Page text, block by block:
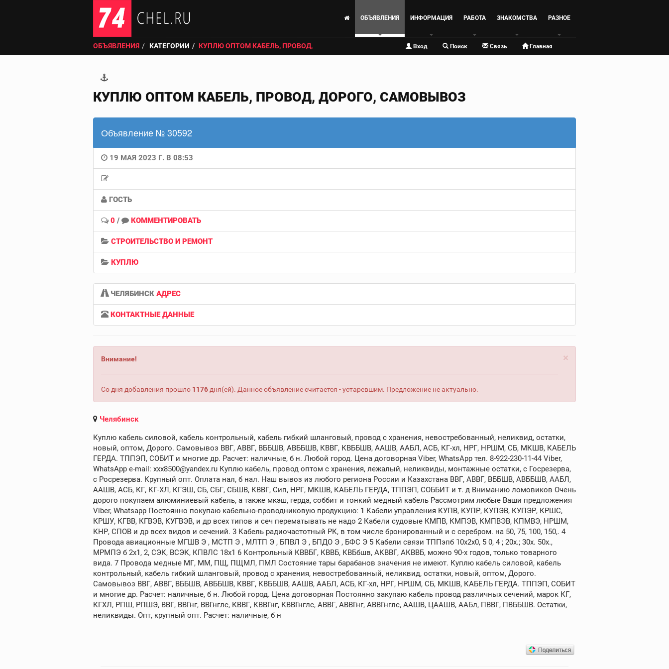
ОБЪЯВЛЕНИЯ ИНФОРМАЦИЯ РАБОТА ЗНАКОМСТВА РАЗНОЕ
ОБЪЯВЛЕНИЯ КАТЕГОРИИ КУПЛЮ ОПТОМ КАБЕЛЬ, ПРОВОД, Вход Поиск Связь Главная
КУПЛЮ ОПТОМ КАБЕЛЬ, ПРОВОД, ДОРОГО, САМОВЫВОЗ
Объявление № 30592
19 МАЯ 2023 Г. В 08:53
ГОСТЬ
0 / КОММЕНТИРОВАТЬ
СТРОИТЕЛЬСТВО И РЕМОНТ
КУПЛЮ
ЧЕЛЯБИНСК АДРЕС
КОНТАКТНЫЕ ДАННЫЕ
×
Внимание!
Со дня добавления прошло 1176 дня(ей). Данное объявление считается - устаревшим. Предложение не актуально.
Челябинск
Куплю кабель силовой, кабель контрольный, кабель гибкий шланговый, провод с хранения, невостребованный, неликвид, остатки,
новый, оптом, Дорого. Самовывоз ВВГ, АВВГ, ВББШВ, АВББШВ, КВВГ, КВББШВ, ААШВ, ААБЛ, АСБ, КГ-хл, НРГ, НРШМ, СБ, МКШВ, КАБЕЛЬ
ГЕРДА. ТППЭП, СОБИТ и многие др. Расчет: наличные, б н. Любой город. Цена договорная Viber, WhatsApp тел. 8-922-230-11-44 Viber,
WhatsApp e-mail: xxx8500@yandex.ru Куплю кабель, провод оптом с хранения, лежалый, неликвиды, монтажные остатки, с Госрезерва,
с Росрезерва. Крупный опт. Оплата нал, б нал. Наш вывоз из любого региона России и Казахстана ВВГ, АВВГ, ВББШВ, АВББШВ, ААБЛ,
ААШВ, АСБ, КГ, КГ-ХЛ, КГЭШ, СБ, СБГ, СБШВ, КВВГ, Сип, НРГ, МКШВ, КАБЕЛЬ ГЕРДА, ТППЭП, СОББИТ и т. д Вниманию ломовиков Очень
дорого покупаем алюминиевый кабель, а также мкэш, герда, соббит и тонкий медный кабель Рассмотрим любые Ваши предложения
Viber, Whatsapp Постоянно покупаю кабельно-проводниковую продукцию: 1 Кабели управления КУПВ, КУПР, КУПЭВ, КУПЭР, КРШС,
КРШУ, КГВВ, КГВЭВ, КУГВЭВ, и др всех типов и сеч перематывать не надо 2 Кабели судовые КМПВ, КМПЭВ, КМПВЭВ, КПМВЭ, НРШМ,
КНР, СПОВ и др всех видов и сечений. 3 Кабель радиочастотный РК, в том числе бронированный и с серебром. на 50, 75, 100, 150,. 4
Провода авиационные МГШВ Э , МСТП Э , МЛТП Э , БПВЛ Э , БПДО Э , БФС Э 5 Кабели связи ТППэпб 10х2х0, 5 0, 4 ; 20х.; 30х. 50х.,
МРМПЭ б 2х1, 2, СЭК, ВСЭК, КПВЛС 18х1 6 Контрольный КВВБГ, КВВБ, КВБбшв, АКВВГ, АКВВБ, можно 90-х годов, только товарного
вида. 7 Провода медные МГ, ММ, ПЩ, ПЩМЛ, ПМЛ Состояние тары барабанов значения не имеют. Куплю кабель силовой, кабель
контрольный, кабель гибкий шланговый, провод с хранения, невостребованный, неликвид, остатки, новый, оптом, Дорого.
Самовывоз ВВГ, АВВГ, ВББШВ, АВББШВ, КВВГ, КВББШВ, ААШВ, ААБЛ, АСБ, КГ-хл, НРГ, НРШМ, СБ, МКШВ, КАБЕЛЬ ГЕРДА. ТППЭП, СОБИТ
и многие др. Расчет: наличные, б н. Любой город. Цена договорная Постоянно закупаю кабель провод различных сечений, марок КГ,
КГХЛ, РПШ, РПШЭ, ВВГ, ВВГнг, ВВГнглс, КВВГ, КВВГнг, КВВГнглс, АВВГ, АВВГнг, АВВГнглс, ААШВ, ЦААШВ, ААБл, ПВВГ, ПВББШВ. Остатки,
неликвиды. Опт, крупный опт. Расчет: наличные, б н